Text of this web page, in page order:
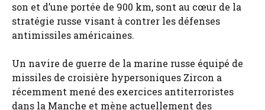
son et d’une portée de 900 km, sont au cœur de la
stratégie russe visant à contrer les défenses
antimissiles américaines.
Un navire de guerre de la marine russe équipé de
missiles de croisière hypersoniques Zircon a
récemment mené des exercices antiterroristes
dans la Manche et mène actuellement des